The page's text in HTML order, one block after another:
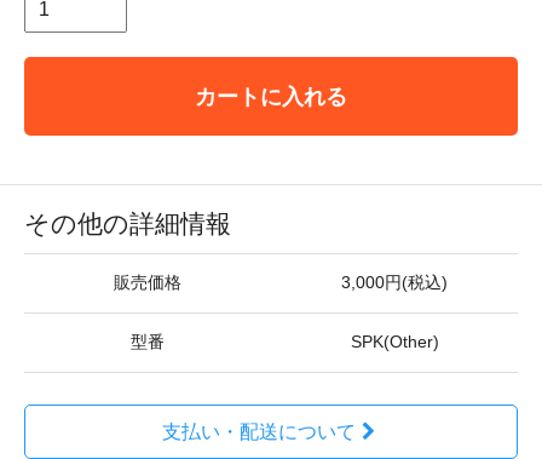
カートに入れる
その他の詳細情報
販売価格 3,000円(税込)
型番 SPK(Other)
支払い・配送について